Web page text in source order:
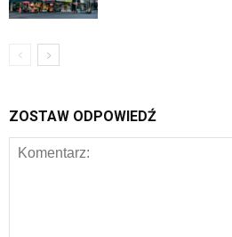
ZOSTAW ODPOWIEDŹ